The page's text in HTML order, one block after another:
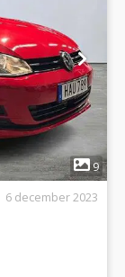
9
6 december 2023